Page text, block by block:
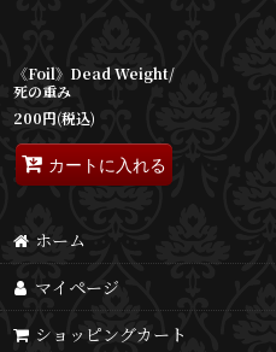
《Foil》Dead Weight/
死の重み
200円(税込)
カートに入れる
ホーム
マイページ
ショッピングカート